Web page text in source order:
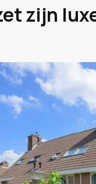
zijn